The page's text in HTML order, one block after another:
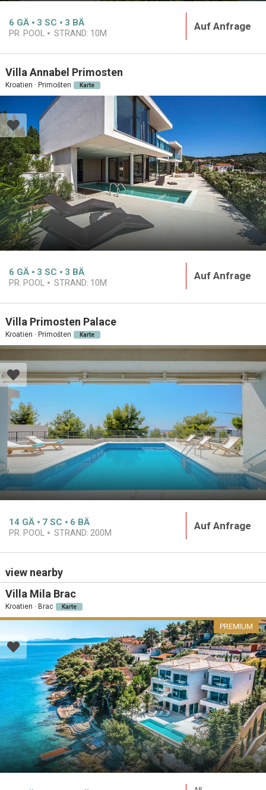
6 GÄ 3 SC 3 BÄ
PR. POOL STRAND: 10M
Auf Anfrage
Villa Annabel Primosten
Kroatien · Primošten Karte
6 GÄ 3 SC 3 BÄ
PR. POOL STRAND: 10M
Auf Anfrage
Villa Primosten Palace
Kroatien · Primošten Karte
14 GÄ 7 SC 6 BÄ
PR. POOL STRAND: 200M
Auf Anfrage
view nearby
Villa Mila Brac
Kroatien · Brac Karte
PREMIUM